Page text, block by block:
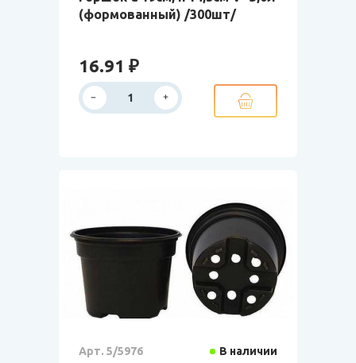
(формованный) /300шт/
16.91 ₽
Арт. 5/5976 В наличии